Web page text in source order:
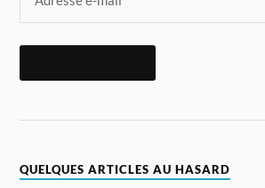
QUELQUES ARTICLES AU HASARD